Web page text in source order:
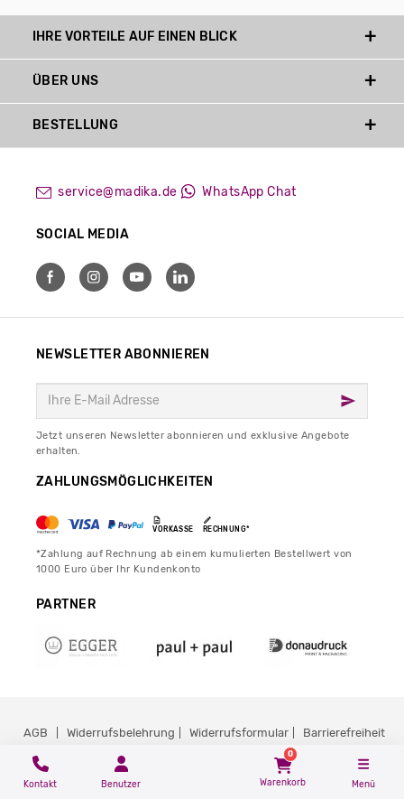
IHRE VORTEILE AUF EINEN BLICK
service@madika.de WhatsApp Chat
SOCIAL MEDIA
ÜBER UNS
BESTELLUNG
NEWSLETTER ABONNIEREN
Jetzt unseren Newsletter abonnieren und exklusive Angebote
erhalten.
ZAHLUNGSMÖGLICHKEITEN
VORKASSE RECHNUNG*
*Zahlung auf Rechnung ab einem kumulierten Bestellwert von
1000 Euro über Ihr Kundenkonto
PARTNER
AGB Widerrufsbelehrung Widerrufsformular Barrierefreiheit
Cookie-Settings Impressum
Kontakt Benutzer
0
Warenkorb Menü